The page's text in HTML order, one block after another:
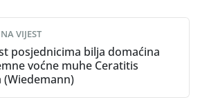
VIJEST
posjednicima bilja domaćina
voćne muhe Ceratitis
(Wiedemann)